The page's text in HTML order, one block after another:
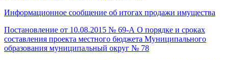
Информационное сообщение об итогах продажи имущества
Постановление от 10.08.2015 № 69-А О порядке и сроках
составления проекта местного бюджета Муниципального
образования муниципальный округ № 78